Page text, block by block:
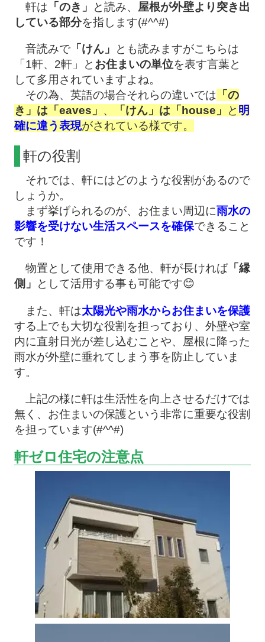
軒は 「のき」 と読み、
屋根が外壁より突き出
している部分を指します(#^^#)
音読みで「けん」
とも読みますがこちらは
「1軒、2軒」と お住まいの単位を表す言葉と
して多用されていますよね。
その為、英語の場合それらの違いでは 「の
き」は「eaves」 、 「けん」は「house」 と 明
確に違う表現がされている様です。
軒の役割
それでは、軒にはどのような役割があるので
しょうか。
まず挙げられるのが、お住まい周辺に雨水の
影響を受けない生活スペースを確保できること
です！
物置として使用できる他、軒が長ければ「縁
側」
として活用する事も可能です😊
また、軒は太陽光や雨水からお住まいを保護
する上でも大切な役割を担っており、外壁や室
内に直射日光が差し込むことや、屋根に降った
雨水が外壁に垂れてしまう事を防止していま
す。
上記の様に軒は生活性を向上させるだけでは
無く、お住まいの保護という非常に重要な役割
を担っています(#^^#)
軒ゼロ住宅の注意点